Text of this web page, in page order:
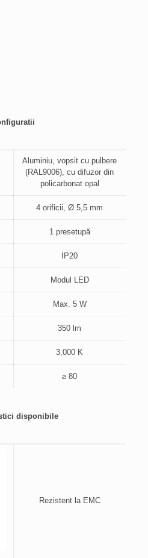
Aluminiu, vopsit cu pulbere
(RAL9006), cu difuzor din
policarbonat opal
4 orificii, Ø 5,5 mm
1 presetupă
IP20
Modul LED
Max. 5 W
350 lm
3,000 K
≥ 80
disponibile
Rezistent la EMC